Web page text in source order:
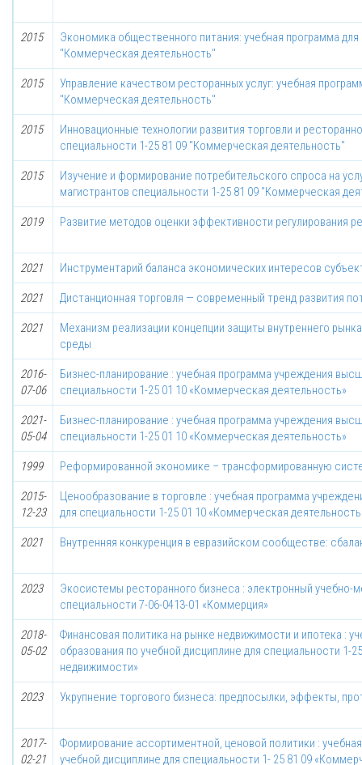
2015
Экономика общественного питания: учебная программа
"Коммерческая деятельность"
2015
Управление качеством ресторанных услуг: учебная
"Коммерческая деятельность"
2015
Инновационные технологии развития торговли и
специальности 1-25 81 09 "Коммерческая деятельность"
2015
Изучение и формирование потребительского спроса на
магистрантов специальности 1-25 81 09 "Коммерческая
2019 Развитие методов оценки эффективности регулирования
2021 Инструментарий баланса экономических интересов
2021 Дистанционная торговля — современный тренд развития
2021
Механизм реализации концепции защиты внутреннего
среды
2016-
07-06
Бизнес-планирование : учебная программа учреждения
специальности 1-25 01 10 «Коммерческая деятельность»
2021-
05-04
Бизнес-планирование : учебная программа учреждения
специальности 1-25 01 10 «Коммерческая деятельность»
1999 Реформированной экономике – трансформированную
2015-
12-23
Ценообразование в торговле : учебная программа
для специальности 1-25 01 10 «Коммерческая
2021 Внутренняя конкуренция в евразийском сообществе:
2023
Экосистемы ресторанного бизнеса : электронный учебно-
специальности 7-06-0413-01 «Коммерция»
2018-
05-02
Финансовая политика на рынке недвижимости и ипотека :
образования по учебной дисциплине для специальности 1-
недвижимости»
2023 Укрупнение торгового бизнеса: предпосылки, эффекты,
2017-
02-21
Формирование ассортиментной, ценовой политики :
учебной дисциплине для специальности 1- 25 81 09